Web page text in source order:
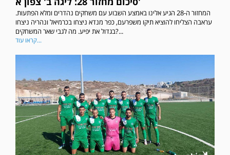
המחזור ה-28 הגיע אלינו באמצע השבוע עם משחקים נהדרים ומלא הפתעות.
עראבה הצליחו להוציא תיקו משפרעם, כפר מנדא ניצחו בכרמיאל ונהריה ניצחו
בגדול את יפיע. מה לגבי שאר המשחקים?...
קראו עוד...